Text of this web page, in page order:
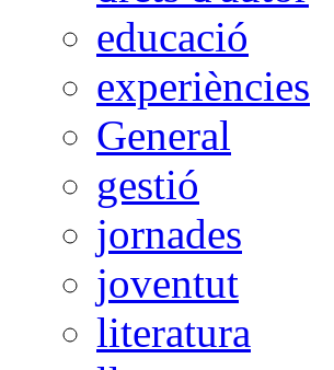
educació
experiències
General
gestió
jornades
joventut
literatura